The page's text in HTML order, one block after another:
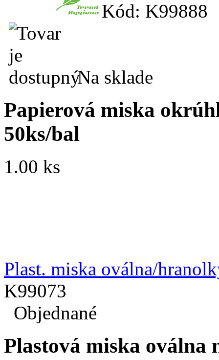
Kód: K99888
Na sklade
Papierová miska
50ks/bal
1.00 ks
Plast. miska oválna/
K99073
Objednané
Plastová miska oválna